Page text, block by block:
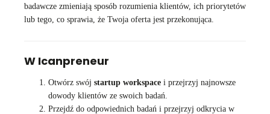
badawcze zmieniają sposób rozumienia klientów, ich priorytetów
lub tego, co sprawia, że Twoja oferta jest przekonująca.
W Icanpreneur
Otwórz swój startup workspace i przejrzyj najnowsze
dowody klientów ze swoich badań.
Przejdź do odpowiednich badań i przejrzyj odkrycia w